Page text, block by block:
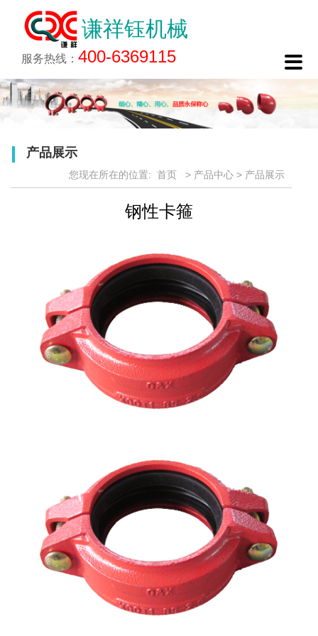
谦祥钰机械
服务热线： 400-6369115
关于谦祥钰
公司简介
企业文化
厂区一览
荣誉资质
新闻中心
企业动态
行业资讯
生产工艺
生产工艺
生产工艺简介
产品中心
产品展示
产品特点
产品应用
工程案例
诚聘英才
在线报名
联系我们
联系方式
电子地图
在线留言

产品展示
您现在所在的位置: 首页 > 产品中心> 产品展示
钢性卡箍